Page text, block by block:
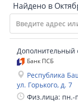
Найдено в
Дополнительный
Банк ПСБ
Республика
ул. Горького, д. 7
Физ.лица: пн.-